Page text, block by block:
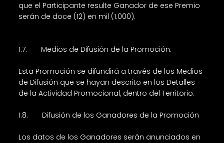
que el Participante resulte Ganador de ese Premio
serán de doce (12) en mil (1.000).
1.7. Medios de Difusión de la Promoción:
Esta Promoción se difundirá a través de los Medios
de Difusión que se hayan descrito en los Detalles
de la Actividad Promocional, dentro del Territorio.
1.8. Difusión de los Ganadores de la Promoción
Los datos de los Ganadores serán anunciados en